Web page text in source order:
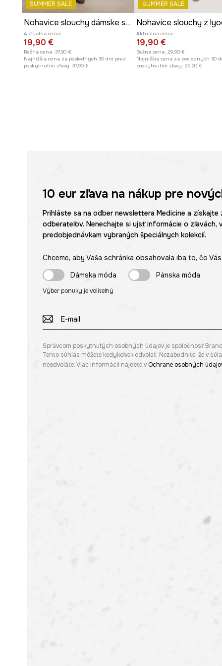
SUMMER SALE
Nohavice slouchy dámske s ľanom
Aktuálna cena:
19,90 €
Bežná cena: 37,90 €
Najnižšia cena za posledných 30 dní pred
poskytnutím zľavy: 37,90 €
SUMMER SALE
Nohavice slouchy z
Aktuálna cena:
19,90 €
Bežná cena: 29,90 €
Najnižšia cena za posledných 30
poskytnutím zľavy: 29,90 €
10 eurzľava na nákup pre
Prihláste sa na odber newslettera Medicine a
odberateľov. Nenechajte si ujsť informácie o
predobjednávkam vybraných špeciálnych kolekcií.
Chceme, aby Vaša schránka obsahovala iba to, čo
Dámska móda
Pánska móda
Výber ponuky je voliteľný
Správcom poskytnutých osobných údajov je spoločnosť
Tento súhlas môžete kedykoľvek odvolať. Nezabudnite, že v
neodvoláte. Viac informácií nájdete v Ochrane osobných